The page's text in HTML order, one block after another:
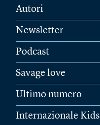
Autori
Newsletter
Podcast
Savage love
Ultimo numero
Internazionale Kids